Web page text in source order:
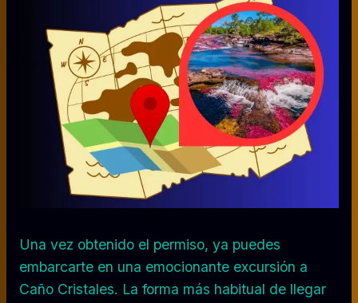
Una vez obtenido el permiso, ya puedes
embarcarte en una emocionante excursión a
Caño Cristales. La forma más habitual de llegar